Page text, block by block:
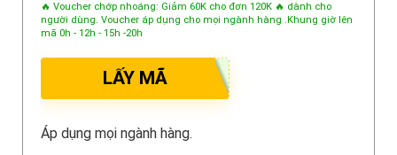
🔥 Voucher chớp nhoáng: Giảm 60K cho đơn 120K 🔥 dành cho
người dùng. Voucher áp dụng cho mọi ngành hàng .Khung giờ lên
mã 0h - 12h - 15h -20h
LẤY MÃ
Áp dụng mọi ngành hàng.